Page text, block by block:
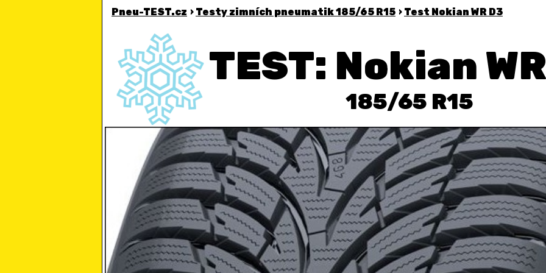
Pneu-TEST.cz › Testy zimních pneumatik 185/65 R15 › Test Nokian WR D3
TEST: Nokian
185/65 R15